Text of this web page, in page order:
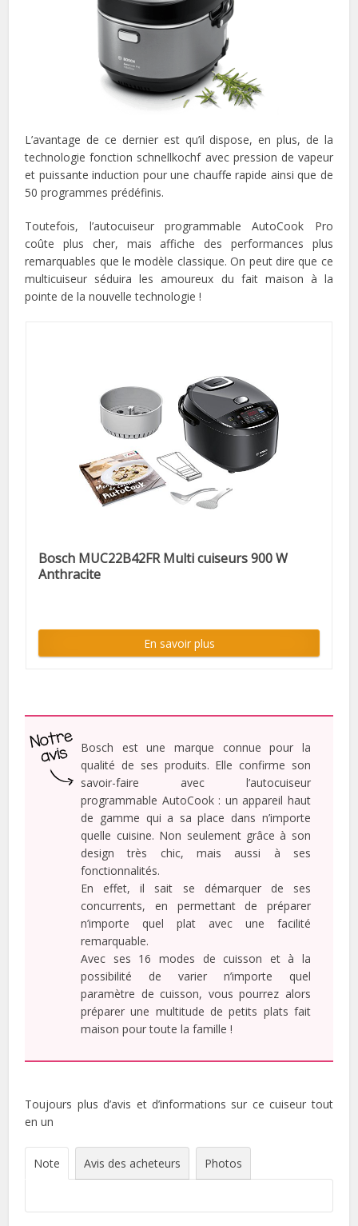
L’avantage de ce dernier est qu’il dispose, en plus, de la
technologie fonction schnellkochf avec pression de vapeur
et puissante induction pour une chauffe rapide ainsi que de
50 programmes prédéfinis.
Toutefois, l’autocuiseur programmable AutoCook Pro
coûte plus cher, mais affiche des performances plus
remarquables que le modèle classique. On peut dire que ce
multicuiseur séduira les amoureux du fait maison à la
pointe de la nouvelle technologie !
Bosch MUC22B42FR Multi cuiseurs 900 W
Anthracite
En savoir plus
Bosch est une marque connue pour la
qualité de ses produits. Elle confirme son
savoir-faire avec l’autocuiseur
programmable AutoCook : un appareil haut
de gamme qui a sa place dans n’importe
quelle cuisine. Non seulement grâce à son
design très chic, mais aussi à ses
fonctionnalités.
En effet, il sait se démarquer de ses
concurrents, en permettant de préparer
n’importe quel plat avec une facilité
remarquable.
Avec ses 16 modes de cuisson et à la
possibilité de varier n’importe quel
paramètre de cuisson, vous pourrez alors
préparer une multitude de petits plats fait
maison pour toute la famille !
Toujours plus d’avis et d’informations sur ce cuiseur tout
en un
Note Avis des acheteurs Photos